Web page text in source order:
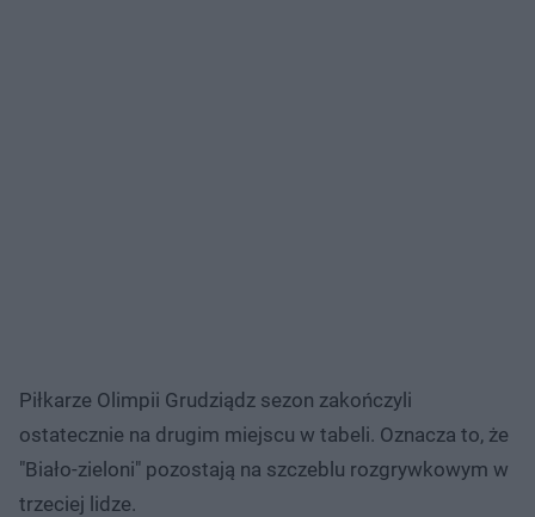
Piłkarze Olimpii Grudziądz sezon zakończyli
ostatecznie na drugim miejscu w tabeli. Oznacza to, że
"Biało-zieloni" pozostają na szczeblu rozgrywkowym w
trzeciej lidze.